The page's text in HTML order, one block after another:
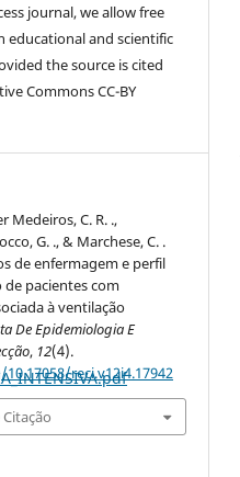
journal, we allow free
educational and scientific
the source is cited
Commons CC-BY
Medeiros, C. R. .,
G. ., & Marchese, C. .
de enfermagem e perfil
pacientes com
à ventilação
De Epidemiologia E
, 12(4).
reci.v12i4.17942